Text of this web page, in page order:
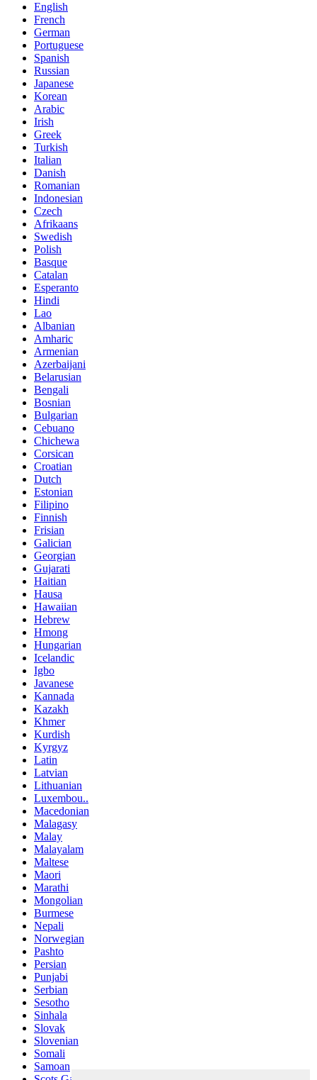
English
French
German
Portuguese
Spanish
Russian
Japanese
Korean
Arabic
Irish
Greek
Turkish
Italian
Danish
Romanian
Indonesian
Czech
Afrikaans
Swedish
Polish
Basque
Catalan
Esperanto
Hindi
Lao
Albanian
Amharic
Armenian
Azerbaijani
Belarusian
Bengali
Bosnian
Bulgarian
Cebuano
Chichewa
Corsican
Croatian
Dutch
Estonian
Filipino
Finnish
Frisian
Galician
Georgian
Gujarati
Haitian
Hausa
Hawaiian
Hebrew
Hmong
Hungarian
Icelandic
Igbo
Javanese
Kannada
Kazakh
Khmer
Kurdish
Kyrgyz
Latin
Latvian
Lithuanian
Luxembou..
Macedonian
Malagasy
Malay
Malayalam
Maltese
Maori
Marathi
Mongolian
Burmese
Nepali
Norwegian
Pashto
Persian
Punjabi
Serbian
Sesotho
Sinhala
Slovak
Slovenian
Somali
Samoan